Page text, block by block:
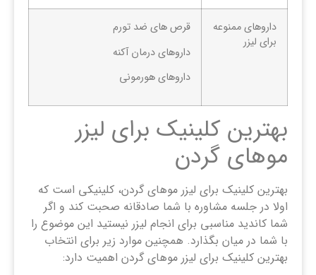
داروهای ممنوعه
برای لیزر
قرص های ضد تورم
داروهای درمان آکنه
داروهای هورمونی
بهترین کلینیک برای لیزر
موهای گردن
بهترین کلینیک برای لیزر موهای گردن، کلینیکی است که
اولا در جلسه مشاوره با شما صادقانه صحبت کند و اگر
شما کاندید مناسبی برای انجام لیزر نیستید این موضوع را
با شما در میان بگذارد. همچنین موارد زیر برای انتخاب
بهترین کلینیک برای لیزر موهای گردن اهمیت دارد: